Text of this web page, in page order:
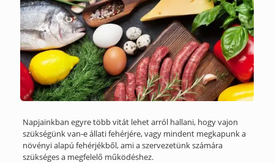
Napjainkban egyre több vitát lehet arról hallani, hogy vajon
szükségünk van-e állati fehérjére, vagy mindent megkapunk a
növényi alapú fehérjékből, ami a szervezetünk számára
szükséges a megfelelő működéshez.